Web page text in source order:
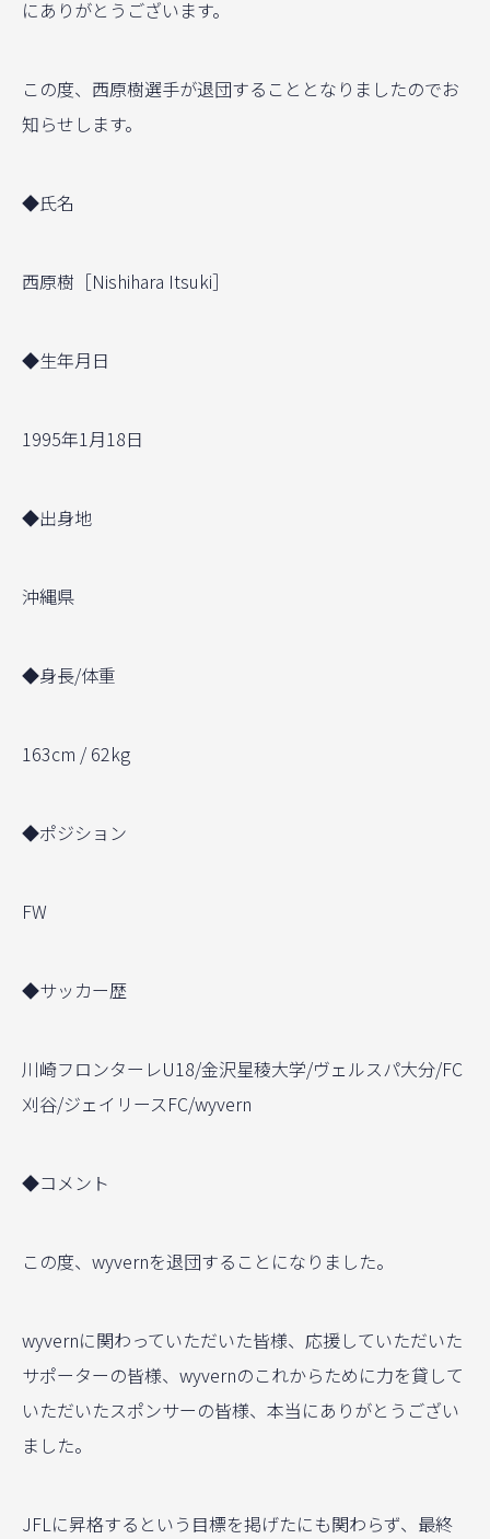
にありがとうございます。
この度、西原樹選手が退団することとなりましたのでお
知らせします。
◆氏名
西原樹［Nishihara Itsuki］
◆生年月日
1995年1月18日
◆出身地
沖縄県
◆身長/体重
163cm / 62kg
◆ポジション
FW
◆サッカー歴
川崎フロンターレU18/金沢星稜大学/ヴェルスパ大分/FC
刈谷/ジェイリースFC/wyvern
◆コメント
この度、wyvernを退団することになりました。
wyvernに関わっていただいた皆様、応援していただいた
サポーターの皆様、wyvernのこれからために力を貸して
いただいたスポンサーの皆様、本当にありがとうござい
ました。
JFLに昇格するという目標を掲げたにも関わらず、最終